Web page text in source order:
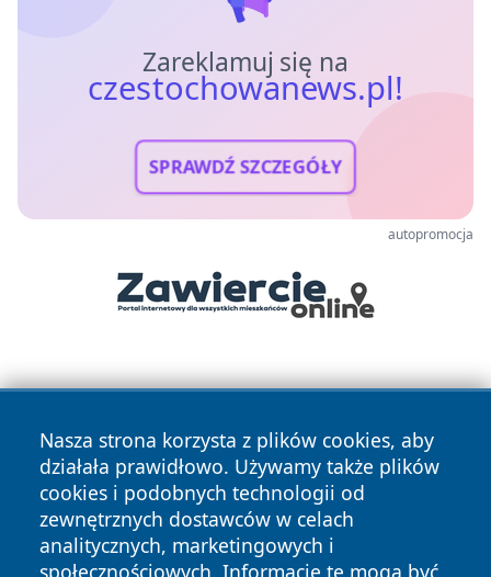
Zareklamuj się na
czestochowanews.pl!
SPRAWDŹ SZCZEGÓŁY
autopromocja
Nasza strona korzysta z plików cookies, aby
działała prawidłowo. Używamy także plików
cookies i podobnych technologii od
zewnętrznych dostawców w celach
analitycznych, marketingowych i
społecznościowych. Informacje te mogą być
Copyright © 2026 czestochowanews.pl Wszystkie prawa
zastrzeżone.